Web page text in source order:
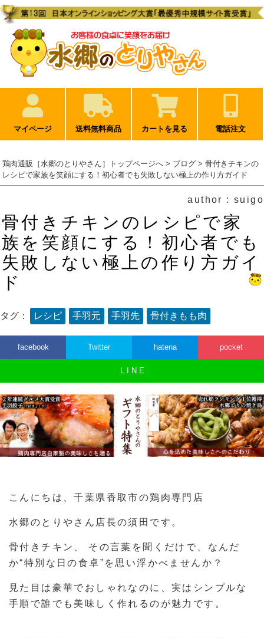
マイページ 送料無料商品 カートを見る 電話注文
鶏肉通販［水郷のとりやさん］トップページへ > ブログ > 骨付きチキンの
レシピで家族を笑顔にする！初心者でも失敗しない極上の作り方ガイド
author : suigo
骨付きチキンのレシピで家
族を笑顔にする！初心者でも
失敗しない極上の作り方ガイ
ド
タグ： レシピ 手羽元 手羽先 骨付きもも肉
facebook Twitter hatena pocket
L I N E
こんにちは、千葉県香取市の鶏肉専門店
水郷のとりやさん店長の須田です。
骨付きチキン、 その言葉を聞くだけで、なんだ
か“特別な日の食卓”を思い浮かべませんか？
見た目は豪華でおしゃれなのに、実はシンプルな
手順で誰でも美味しく作れるのが魅力です。